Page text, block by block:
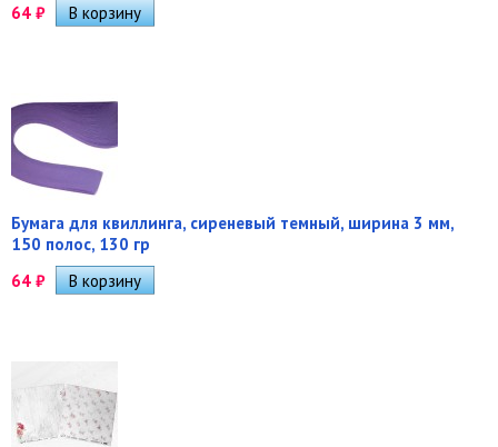
64 ₽
Бумага для квиллинга, сиреневый темный, ширина 3 мм,
150 полос, 130 гр
64 ₽